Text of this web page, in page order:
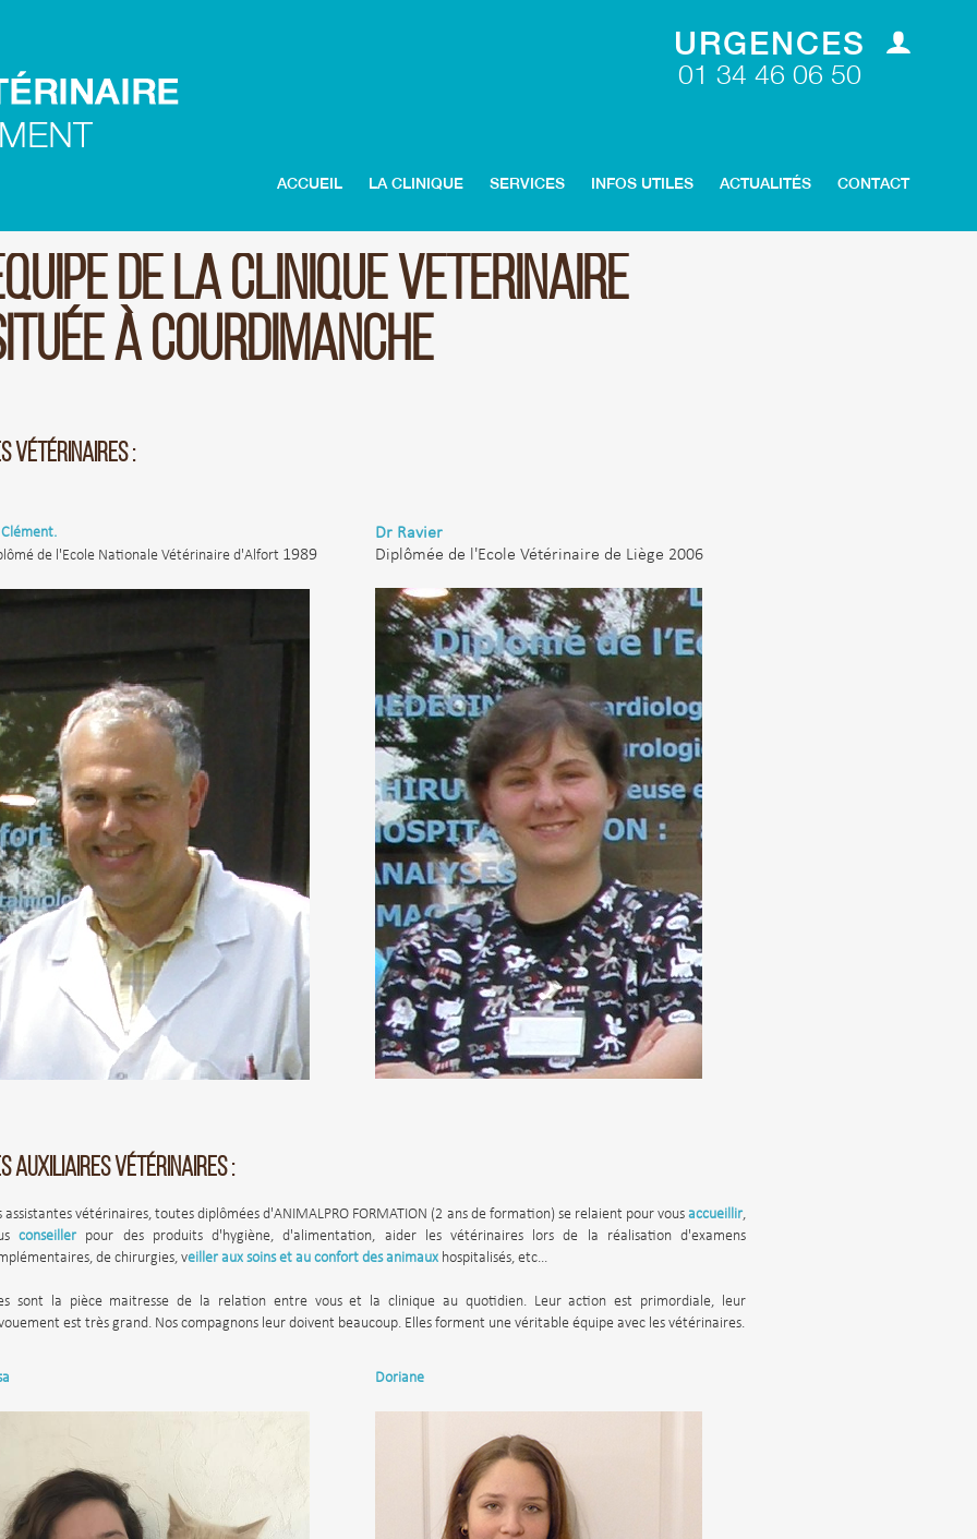
URGENCES
01 34 46 06 50
ACCUEIL LA CLINIQUE SERVICES INFOS UTILES ACTUALITÉS CONTACT
DE LA CLINIQUE VÉTÉRINAIRE
À COURDIMANCHE
VÉTÉRINAIRES :
de l'Ecole Nationale Vétérinaire d'Alfort 1989
Dr Ravier
Diplômée de l'Ecole Vétérinaire de Liège 2006
AUXILIAIRES VÉTÉRINAIRES :
assistantes vétérinaires, toutes diplômées d'ANIMALPRO FORMATION (2 ans de formation) se relaient pour vous accueillir,
conseiller pour des produits d'hygiène, d'alimentation, aider les vétérinaires lors de la réalisation d'examens
de chirurgies, veiller aux soins et au confort des animaux hospitalisés, etc...
sont la pièce maitresse de la relation entre vous et la clinique au quotidien. Leur action est primordiale, leur
est très grand. Nos compagnons leur doivent beaucoup. Elles forment une véritable équipe avec les vétérinaires.
Doriane